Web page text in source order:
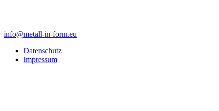
info@metall-in-form.eu
Datenschutz
Impressum